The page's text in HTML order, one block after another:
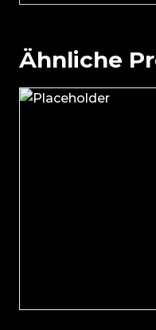
Ähnliche